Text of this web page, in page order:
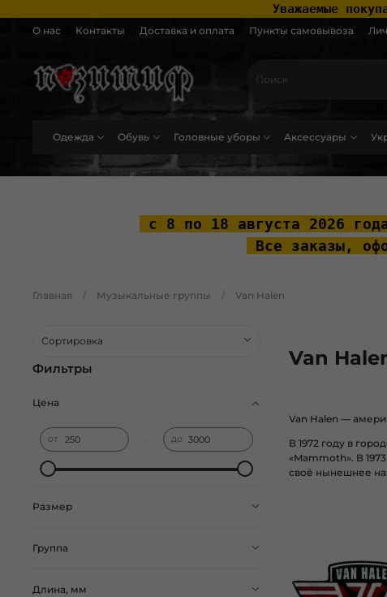
Уважаемые
О нас Контакты Доставка и оплата Пункты самовывоза
Одежда Обувь Головные уборы Аксессуары
с 8 по 18 августа 2026
Все заказы,
Главная Музыкальные группы Van Halen
Van
Van Halen —
В 1972 году в
«Mammoth». В
своё нынешнее
Фильтры
Цена
от до
Размер
Группа
Длина, мм